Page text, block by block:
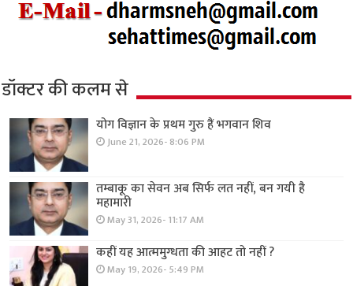
डॉक्टर की कलम से
योग विज्ञान के प्रथम गुरु हैं भगवान शिव
June 21, 2026- 8:06 PM
तम्बाकू का सेवन अब सिर्फ लत नहीं, बन गयी है
महामारी
May 31, 2026- 11:17 AM
कहीं यह आत्ममुग्धता की आहट तो नहीं ?
May 19, 2026- 5:49 PM